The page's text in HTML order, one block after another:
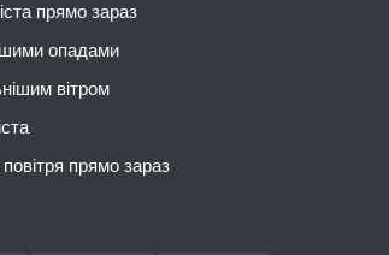
прямо зараз
опадами
вітром
прямо зараз